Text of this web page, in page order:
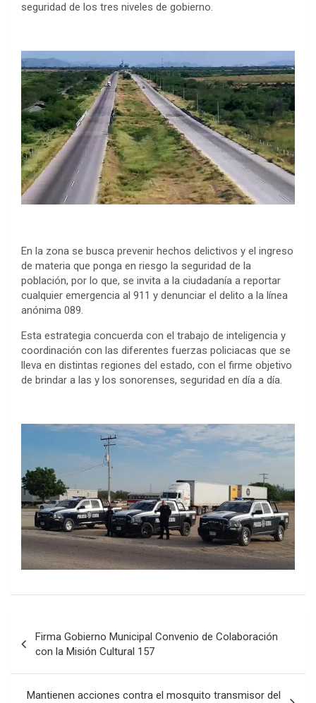
seguridad de los tres niveles de gobierno.
En la zona se busca prevenir hechos delictivos y el ingreso
de materia que ponga en riesgo la seguridad de la
población, por lo que, se invita a la ciudadanía a reportar
cualquier emergencia al 911 y denunciar el delito a la línea
anónima 089.
Esta estrategia concuerda con el trabajo de inteligencia y
coordinación con las diferentes fuerzas policiacas que se
lleva en distintas regiones del estado, con el firme objetivo
de brindar a las y los sonorenses, seguridad en día a día.
navigation
Firma Gobierno Municipal Convenio de Colaboración
con la Misión Cultural 157
Mantienen acciones contra el mosquito transmisor del